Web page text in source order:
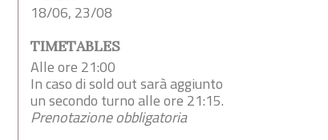
18/06, 23/08
TIMETABLES
Alle ore 21:00
In caso di sold out sarà aggiunto
un secondo turno alle ore 21:15.
Prenotazione obbligatoria